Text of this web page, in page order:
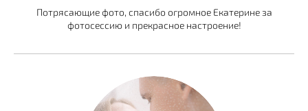
Потрясающие фото, спасибо огромное Екатерине за
фотосессию и прекрасное настроение!